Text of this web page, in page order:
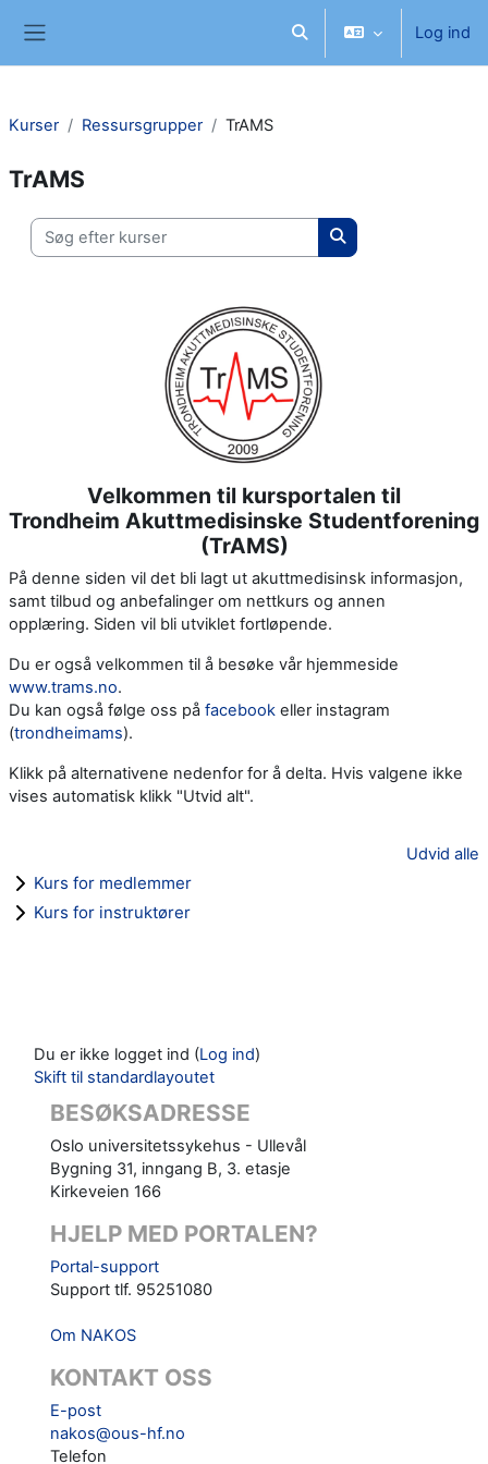
Skift søgeindput Log ind
Kurser Ressursgrupper TrAMS
TrAMS
Søg efter kurser
Søg efter kurser
Velkommen til kursportalen til
Trondheim Akuttmedisinske Studentforening
(TrAMS)
På denne siden vil det bli lagt ut akuttmedisinsk informasjon,
samt tilbud og anbefalinger om nettkurs og annen
opplæring. Siden vil bli utviklet fortløpende.
Du er også velkommen til å besøke vår hjemmeside
www.trams.no.
Du kan også følge oss på facebook eller instagram
(trondheimams).
Klikk på alternativene nedenfor for å delta. Hvis valgene ikke
vises automatisk klikk "Utvid alt".
Udvid alle
Kurs for medlemmer
Kurs for instruktører
Du er ikke logget ind (Log ind)
Skift til standardlayoutet
BESØKSADRESSE
Oslo universitetssykehus - Ullevål
Bygning 31, inngang B, 3. etasje
Kirkeveien 166
HJELP MED PORTALEN?
Portal-support
Support tlf. 95251080
Om NAKOS
KONTAKT OSS
E-post
nakos@ous-hf.no
Telefon